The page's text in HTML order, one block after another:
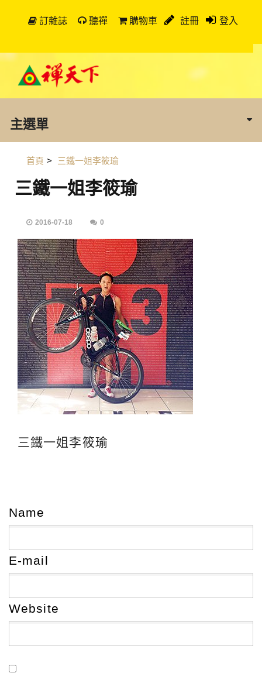
訂雜誌 聽禪 購物車 註冊 登入
主選單
首頁 > 三鐵一姐李筱瑜
三鐵一姐李筱瑜
2016-07-18 0
三鐵一姐李筱瑜
Name
E-mail
Website